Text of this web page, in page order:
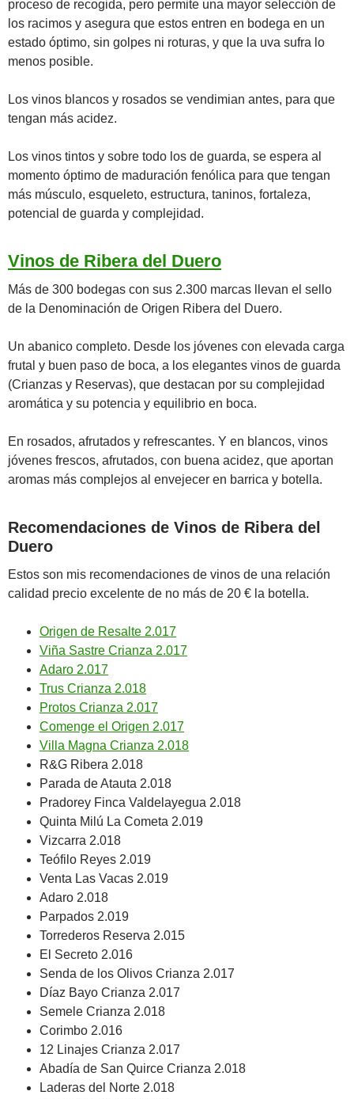
proceso de recogida, pero permite una mayor selección de
los racimos y asegura que estos entren en bodega en un
estado óptimo, sin golpes ni roturas, y que la uva sufra lo
menos posible.
Los vinos blancos y rosados se vendimian antes, para que
tengan más acidez.
Los vinos tintos y sobre todo los de guarda, se espera al
momento óptimo de maduración fenólica para que tengan
más músculo, esqueleto, estructura, taninos, fortaleza,
potencial de guarda y complejidad.
Vinos de Ribera del Duero
Más de 300 bodegas con sus 2.300 marcas llevan el sello
de la Denominación de Origen Ribera del Duero.
Un abanico completo. Desde los jóvenes con elevada carga
frutal y buen paso de boca, a los elegantes vinos de guarda
(Crianzas y Reservas), que destacan por su complejidad
aromática y su potencia y equilibrio en boca.
En rosados, afrutados y refrescantes. Y en blancos, vinos
jóvenes frescos, afrutados, con buena acidez, que aportan
aromas más complejos al envejecer en barrica y botella.
Recomendaciones de Vinos de Ribera del
Duero
Estos son mis recomendaciones de vinos de una relación
calidad precio excelente de no más de 20 € la botella.
Origen de Resalte 2.017
Viña Sastre Crianza 2.017
Adaro 2.017
Trus Crianza 2.018
Protos Crianza 2.017
Comenge el Origen 2.017
Villa Magna Crianza 2.018
R&G Ribera 2.018
Parada de Atauta 2.018
Pradorey Finca Valdelayegua 2.018
Quinta Milú La Cometa 2.019
Vizcarra 2.018
Teófilo Reyes 2.019
Venta Las Vacas 2.019
Adaro 2.018
Parpados 2.019
Torrederos Reserva 2.015
El Secreto 2.016
Senda de los Olivos Crianza 2.017
Díaz Bayo Crianza 2.017
Semele Crianza 2.018
Corimbo 2.016
12 Linajes Crianza 2.017
Abadía de San Quirce Crianza 2.018
Laderas del Norte 2.018